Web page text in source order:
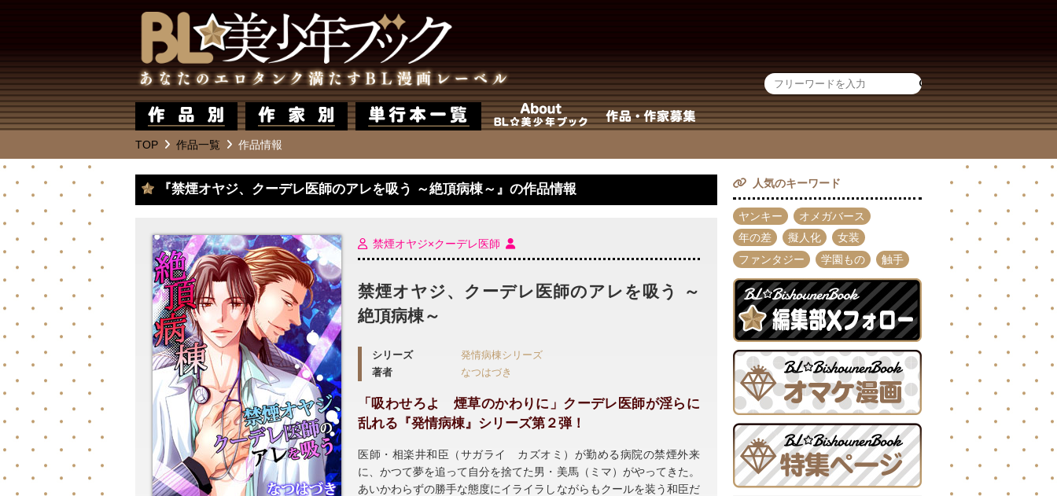
TOP 作品一覧 作品情報
『禁煙オヤジ、クーデレ医師のアレを吸う ～絶頂病棟～』の作品情報
禁煙オヤジ×クーデレ医師
禁煙オヤジ、クーデレ医師のアレを吸う ～
絶頂病棟～
シリーズ
発情病棟シリーズ
著者
なつはづき
「吸わせろよ 煙草のかわりに」クーデレ医師が淫らに
乱れる『発情病棟』シリーズ第２弾！
医師・相楽井和臣（サガライ カズオミ）が勤める病院の禁煙外来
に、かつて夢を追って自分を捨てた男・美馬（ミマ）がやってきた。
あいかわらずの勝手な態度にイライラしながらもクールを装う和臣だ
人気のキーワード
ヤンキー
オメガバース
年の差
擬人化
女装
ファンタジー
学園もの 触手